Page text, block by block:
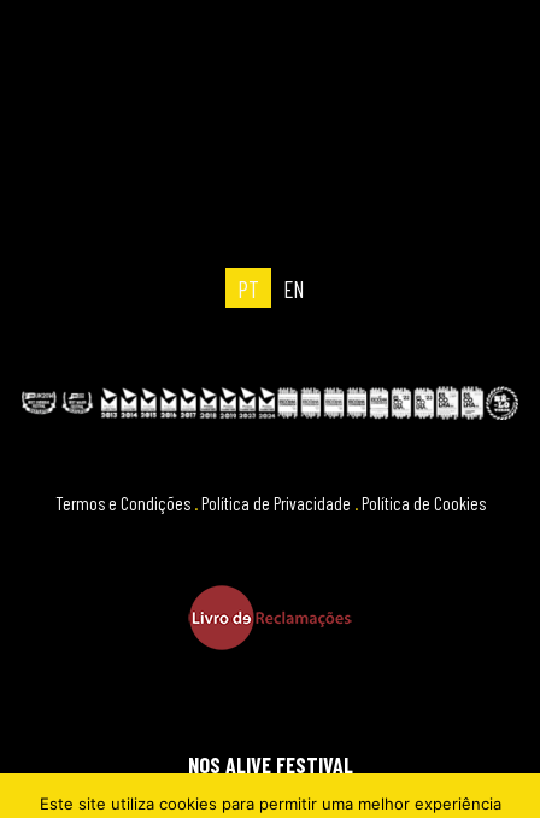
PT EN
Termos e Condições Política de Privacidade Política de Cookies
NOS ALIVE FESTIVAL
2026 © EVERYTHING IS NEW
Este site utiliza cookies para permitir uma melhor experiência